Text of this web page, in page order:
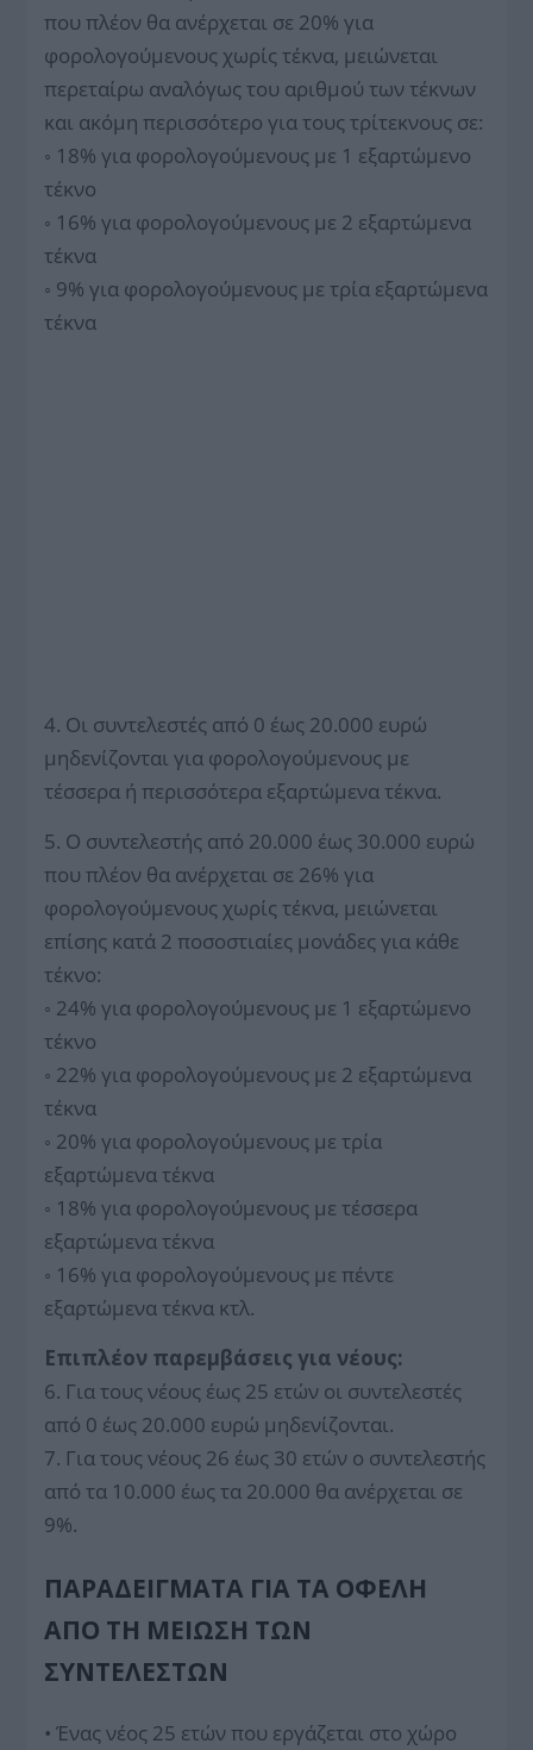
που πλέον θα ανέρχεται σε 20% για
φορολογούμενους χωρίς τέκνα, μειώνεται
περεταίρω αναλόγως του αριθμού των τέκνων
και ακόμη περισσότερο για τους τρίτεκνους σε:
◦ 18% για φορολογούμενους με 1 εξαρτώμενο
τέκνο
◦ 16% για φορολογούμενους με 2 εξαρτώμενα
τέκνα
◦ 9% για φορολογούμενους με τρία εξαρτώμενα
τέκνα
4. Οι συντελεστές από 0 έως 20.000 ευρώ
μηδενίζονται για φορολογούμενους με
τέσσερα ή περισσότερα εξαρτώμενα τέκνα.
5. Ο συντελεστής από 20.000 έως 30.000 ευρώ
που πλέον θα ανέρχεται σε 26% για
φορολογούμενους χωρίς τέκνα, μειώνεται
επίσης κατά 2 ποσοστιαίες μονάδες για κάθε
τέκνο:
◦ 24% για φορολογούμενους με 1 εξαρτώμενο
τέκνο
◦ 22% για φορολογούμενους με 2 εξαρτώμενα
τέκνα
◦ 20% για φορολογούμενους με τρία
εξαρτώμενα τέκνα
◦ 18% για φορολογούμενους με τέσσερα
εξαρτώμενα τέκνα
◦ 16% για φορολογούμενους με πέντε
εξαρτώμενα τέκνα κτλ.
Επιπλέον παρεμβάσεις για νέους:
6. Για τους νέους έως 25 ετών oι συντελεστές
από 0 έως 20.000 ευρώ μηδενίζονται.
7. Για τους νέους 26 έως 30 ετών ο συντελεστής
από τα 10.000 έως τα 20.000 θα ανέρχεται σε
9%.
ΠΑΡΑΔΕΊΓΜΑΤΑ ΓΙΑ ΤΑ ΟΦΈΛΗ
ΑΠΌ ΤΗ ΜΕΊΩΣΗ ΤΩΝ
ΣΥΝΤΕΛΕΣΤΏΝ
• Ένας νέος 25 ετών που εργάζεται στο χώρο